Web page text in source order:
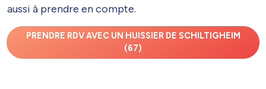
aussi à prendre en compte.
PRENDRE RDV AVEC UN HUISSIER DE SCHILTIGHEIM
(67)